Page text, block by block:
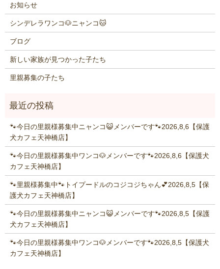
お知らせ
シンデレラワンコ🐶ニャンコ🐱
ブログ
新しい家族が見つかった子たち
里親募集の子たち
🐾今日の里親様募集中ニャンコ😺メンバーです🐾2026,8,6【保護
犬カフェ天神橋店】
🐾今日の里親様募集中ワンコ🐶メンバーです🐾2026,8,6【保護犬
カフェ天神橋店】
🐾里親様募集中🐾トイプードルのコジコジちゃん💕2026,8,5【保
護犬カフェ天神橋店】
🐾今日の里親様募集中ニャンコ😺メンバーです🐾2026,8,5【保護
犬カフェ天神橋店】
🐾今日の里親様募集中ワンコ🐶メンバーです🐾2026,8,5【保護犬
カフェ天神橋店】